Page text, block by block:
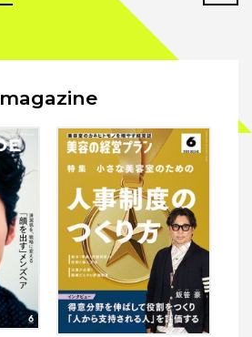
magazine